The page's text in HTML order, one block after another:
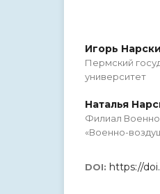
Игорь
Пермский
университет
Наталья
Филиал
«Военно-
DOI: https://